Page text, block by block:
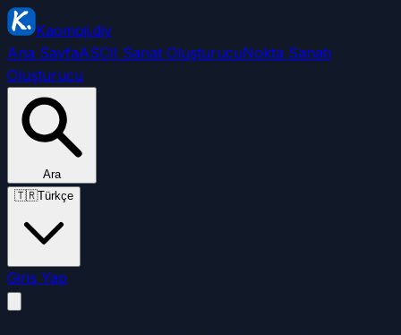
Kaomoji.diy
Ana SayfaASCII Sanat OluşturucuNokta Sanatı
Oluşturucu
Ara
🇹🇷Türkçe
Giriş Yap